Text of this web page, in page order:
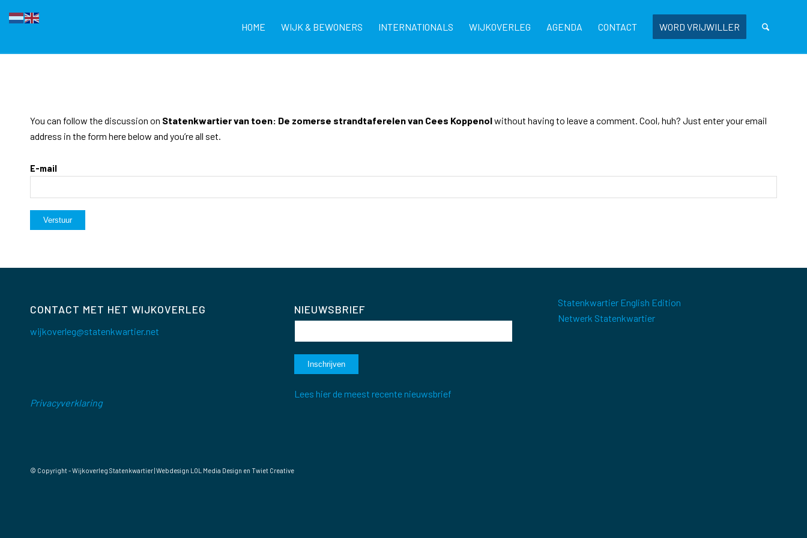
HOME WIJK & BEWONERS INTERNATIONALS WIJKOVERLEG AGENDA CONTACT WORD VRIJWILLER
You can follow the discussion on Statenkwartier van toen: De zomerse strandtaferelen van Cees Koppenolwithout having to leave a comment. Cool, huh? Just enter your email
address in the form here below and you’re all set.
E-mail
CONTACT MET HET WIJKOVERLEG
wijkoverleg@statenkwartier.net
Privacyverklaring
NIEUWSBRIEF
Lees hier de meest recente nieuwsbrief
Statenkwartier English Edition
Netwerk Statenkwartier
© Copyright - Wijkoverleg Statenkwartier | Webdesign LOL Media Design en Twiet Creative